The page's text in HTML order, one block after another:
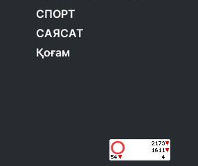
СПОРТ
САЯСАТ
Қоғам